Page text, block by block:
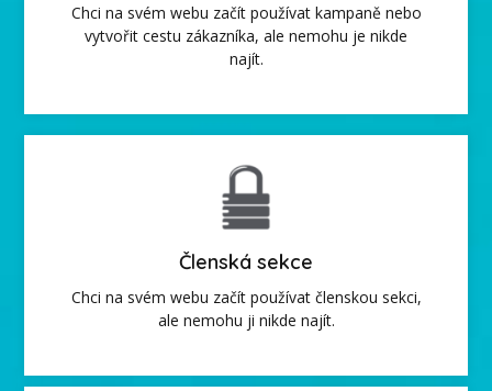
Chci na svém webu začít používat kampaně nebo
vytvořit cestu zákazníka, ale nemohu je nikde
najít.
Členská sekce
Chci na svém webu začít používat členskou sekci,
ale nemohu ji nikde najít.